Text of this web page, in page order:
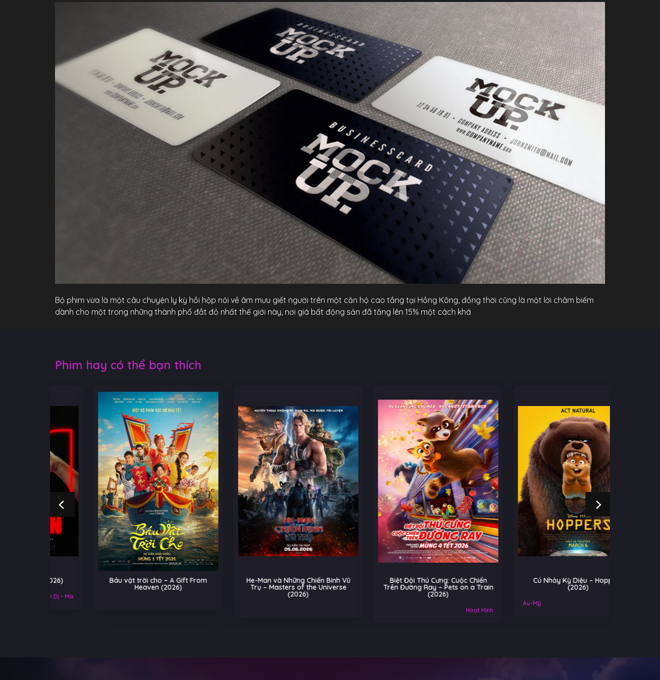
Bộ phim vừa là một câu chuyện ly kỳ hồi hộp nói về âm mưu giết người trên một căn hộ cao tầng tại Hồng Kông, đồng thời cũng là một lời châm biếm
dành cho một trong những thành phố đắt đỏ nhất thế giới này, nơi giá bất động sản đã tăng lên 15% một cách khá
Phim hay có thể bạn thích
Báu vật trời cho – A Gift From
Heaven (2026)
He-Man và Những Chiến Binh Vũ
Trụ – Masters of the Universe
Biệt Đội Thú Cưng: Cuộc Chiến
Trên Đường Ray – Pets on a Train
Cú Nhảy Kỳ Diệu – Hoppers